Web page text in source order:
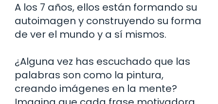
A los 7 años, ellos están formando su
autoimagen y construyendo su forma
de ver el mundo y a sí mismos.
¿Alguna vez has escuchado que las
palabras son como la pintura,
creando imágenes en la mente?